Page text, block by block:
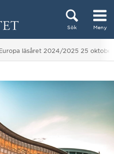
Sök Meny
läsåret 2024/2025 25 oktober